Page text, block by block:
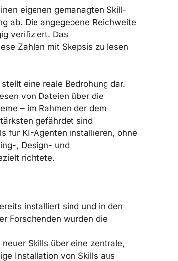
eigenen gemanagten Skill-
ab. Die angegebene Reichweite
verifiziert. Das
Zahlen mit Skepsis zu lesen
eine reale Bedrohung dar.
von Dateien über die
– im Rahmen der dem
gefährdet sind
für KI-Agenten installieren, ohne
, Design- und
richtete.
installiert sind und in den
Forschenden wurden die
Skills über eine zentrale,
Installation von Skills aus